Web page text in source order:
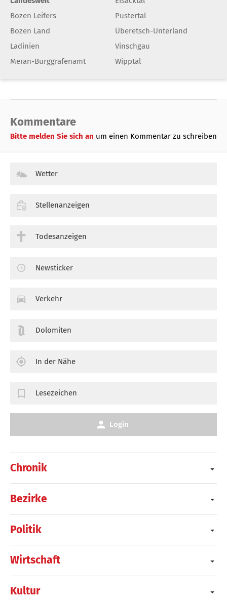
Bozen Leifers
Bozen Land
Ladinien
Meran-Burggrafenamt
Pustertal
Überetsch-Unterland
Vinschgau
Wipptal
Kommentare
Bitte melden Sie sich an um einen Kommentar zu schreiben
Chronik
Bezirke
Politik
Wirtschaft
Kultur
Wetter
Stellenanzeigen
Todesanzeigen
Newsticker
Verkehr
Dolomiten
In der Nähe
Lesezeichen
Login